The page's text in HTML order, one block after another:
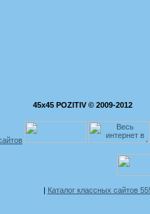
45x45 POZITIV © 2009-2012
Каталог классных сайтов